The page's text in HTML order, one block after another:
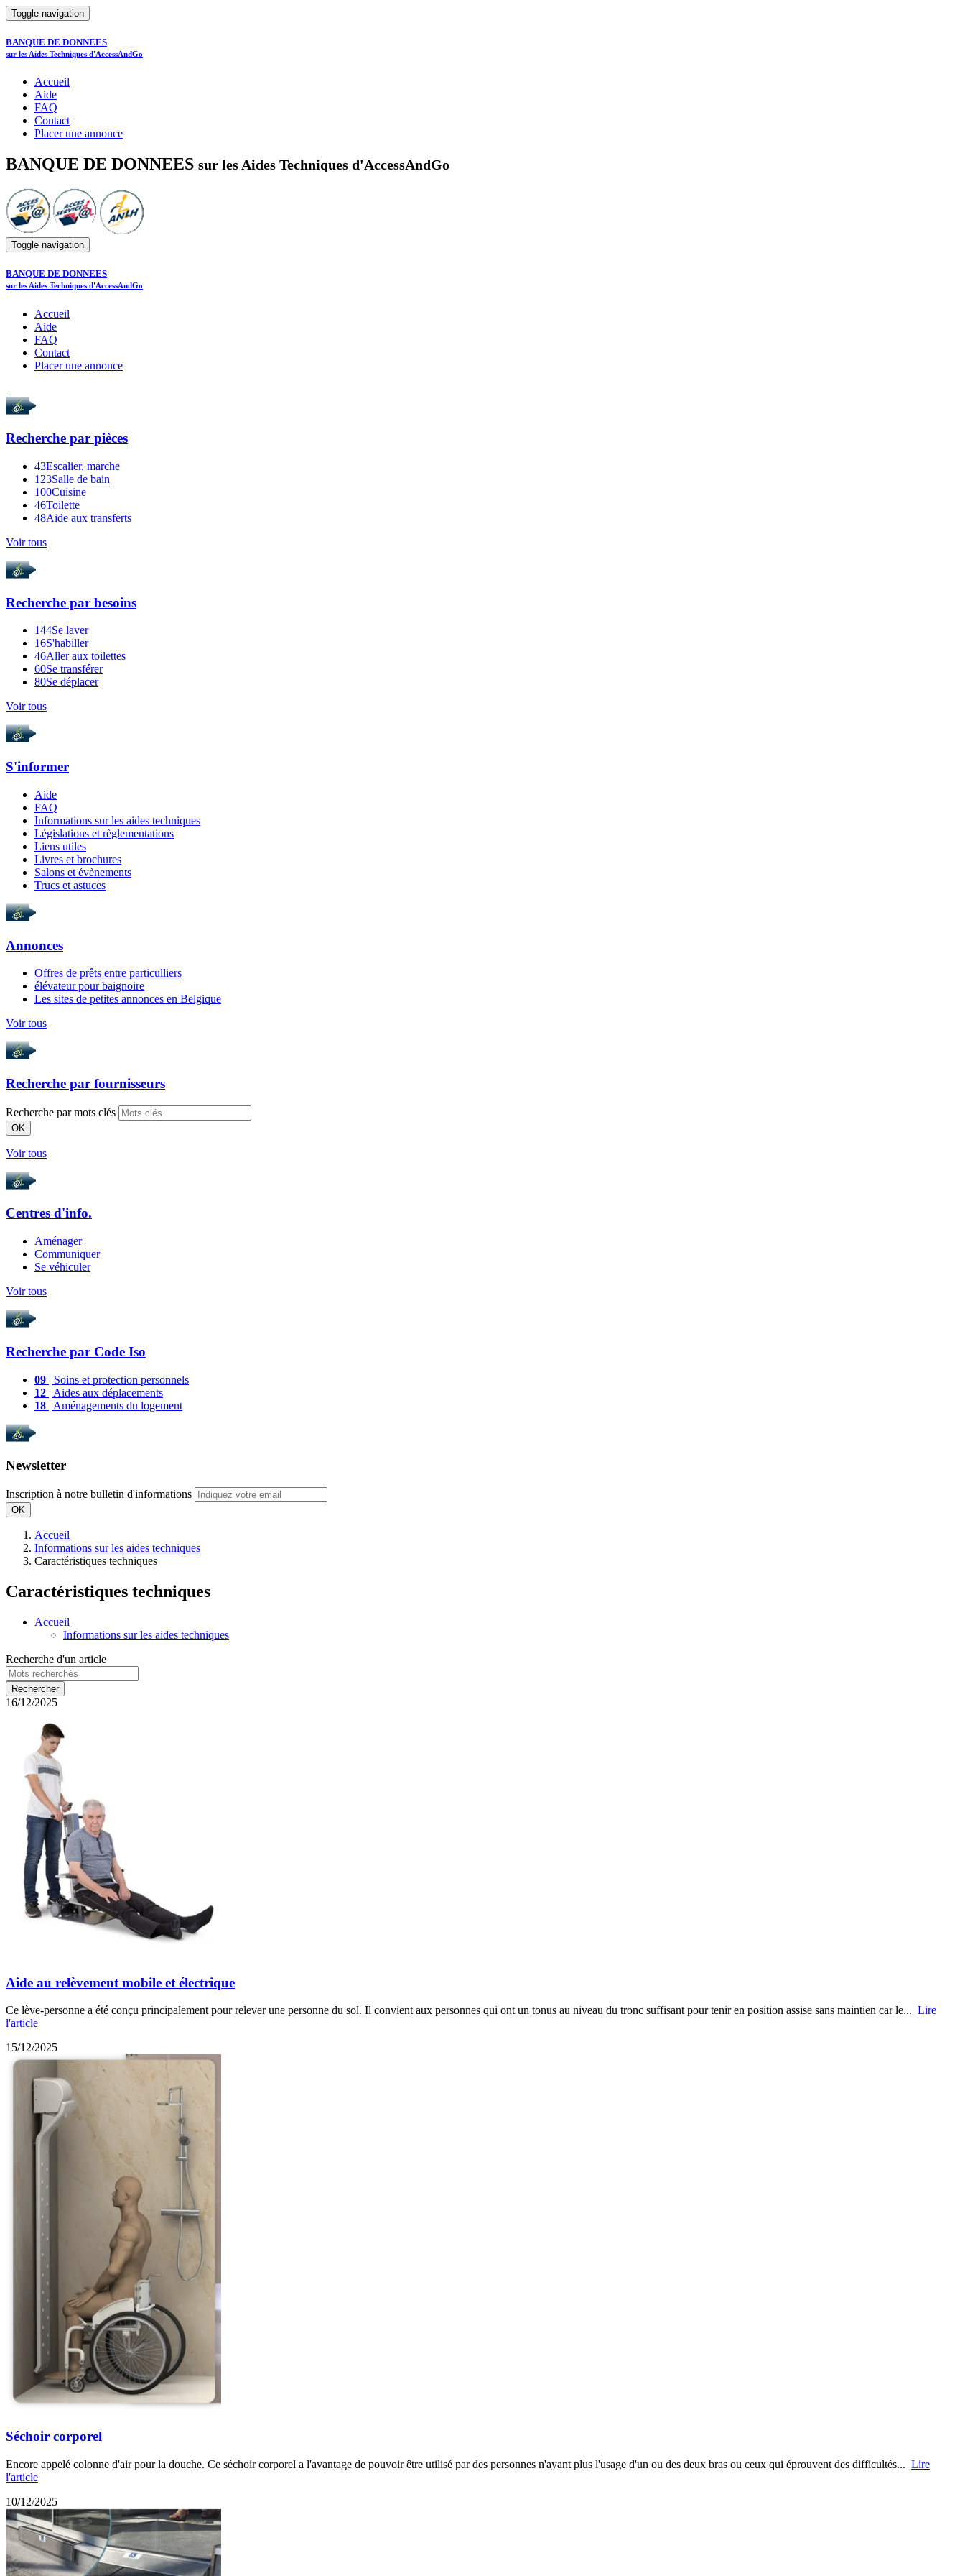
Toggle navigation
BANQUE DE DONNEES
sur les Aides Techniques d'AccessAndGo
Accueil
Aide
FAQ
Contact
Placer une annonce
BANQUE DE DONNEES sur les Aides Techniques d'AccessAndGo
Toggle navigation
BANQUE DE DONNEES
sur les Aides Techniques d'AccessAndGo
Accueil
Aide
FAQ
Contact
Placer une annonce
Recherche par pièces
43Escalier, marche
123Salle de bain
100Cuisine
46Toilette
48Aide aux transferts
Voir tous
Recherche par besoins
144Se laver
16S'habiller
46Aller aux toilettes
60Se transférer
80Se déplacer
Voir tous
S'informer
Aide
FAQ
Informations sur les aides techniques
Législations et règlementations
Liens utiles
Livres et brochures
Salons et évènements
Trucs et astuces
Annonces
Offres de prêts entre particulliers
élévateur pour baignoire
Les sites de petites annonces en Belgique
Voir tous
Recherche par fournisseurs
Recherche par mots clés
OK
Voir tous
Centres d'info.
Aménager
Communiquer
Se véhiculer
Voir tous
Recherche par Code Iso
09 | Soins et protection personnels
12 | Aides aux déplacements
18 | Aménagements du logement
Newsletter
Inscription à notre bulletin d'informations
OK
Accueil
Informations sur les aides techniques
Caractéristiques techniques
Caractéristiques techniques
Accueil
Informations sur les aides techniques
Recherche d'un article
16/12/2025
Aide au relèvement mobile et électrique
Ce lève-personne a été conçu principalement pour relever une personne du sol. Il convient aux personnes qui ont un tonus au niveau du tronc suffisant pour tenir en position assise sans maintien car le... Lire
l'article
15/12/2025
Séchoir corporel
Encore appelé colonne d'air pour la douche. Ce séchoir corporel a l'avantage de pouvoir être utilisé par des personnes n'ayant plus l'usage d'un ou des deux bras ou ceux qui éprouvent des difficultés... Lire
l'article
10/12/2025